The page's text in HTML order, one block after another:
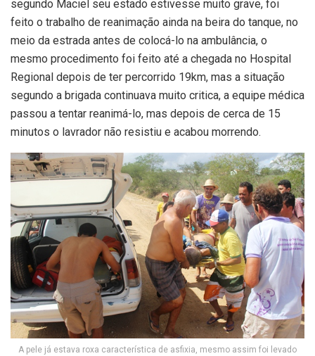
segundo Maciel seu estado estivesse muito grave, foi
feito o trabalho de reanimação ainda na beira do tanque, no
meio da estrada antes de colocá-lo na ambulância, o
mesmo procedimento foi feito até a chegada no Hospital
Regional depois de ter percorrido 19km, mas a situação
segundo a brigada continuava muito critica, a equipe médica
passou a tentar reanimá-lo, mas depois de cerca de 15
minutos o lavrador não resistiu e acabou morrendo.
A pele já estava roxa característica de asfixia, mesmo assim foi levado